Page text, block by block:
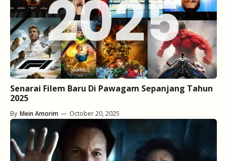
Senarai Filem Baru Di Pawagam Sepanjang Tahun
2025
By Mein Amorim — October 20, 2025